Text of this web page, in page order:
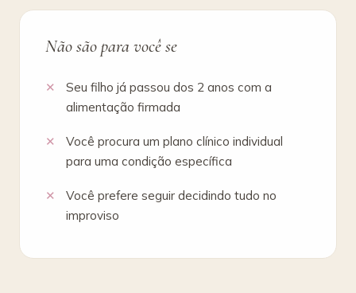
Não são para você se
Seu filho já passou dos 2 anos com a
alimentação firmada
Você procura um plano clínico individual
para uma condição específica
Você prefere seguir decidindo tudo no
improviso